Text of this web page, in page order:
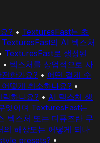
? • TexturesFast는 초
TexturesFast의 AI 텍스처
TexturesFast로 생성된
• 텍스처를 상업적으로 사
한가요? • 어떤 결제 수
떻게 취소하나요? •
하나요? • AI 텍스처 생
엇이며 TexturesFast는
텍스처 또는 디퓨즈란 무
해상도는 어떻게 되나
presets? •